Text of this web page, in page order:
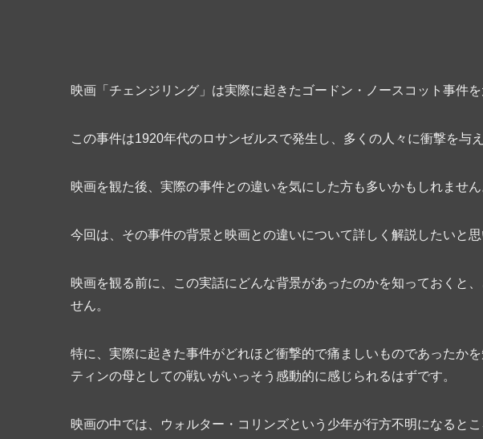
映画「チェンジリング」は実際に起きたゴードン・ノースコット事件を
この事件は1920年代のロサンゼルスで発生し、多くの人々に衝撃を与え
映画を観た後、実際の事件との違いを気にした方も多いかもしれません
今回は、その事件の背景と映画との違いについて詳しく解説したいと思
映画を観る前に、この実話にどんな背景があったのかを知っておくと
せん。
特に、実際に起きた事件がどれほど衝撃的で痛ましいものであったか
ティンの母としての戦いがいっそう感動的に感じられるはずです。
映画の中では、ウォルター・コリンズという少年が行方不明になると